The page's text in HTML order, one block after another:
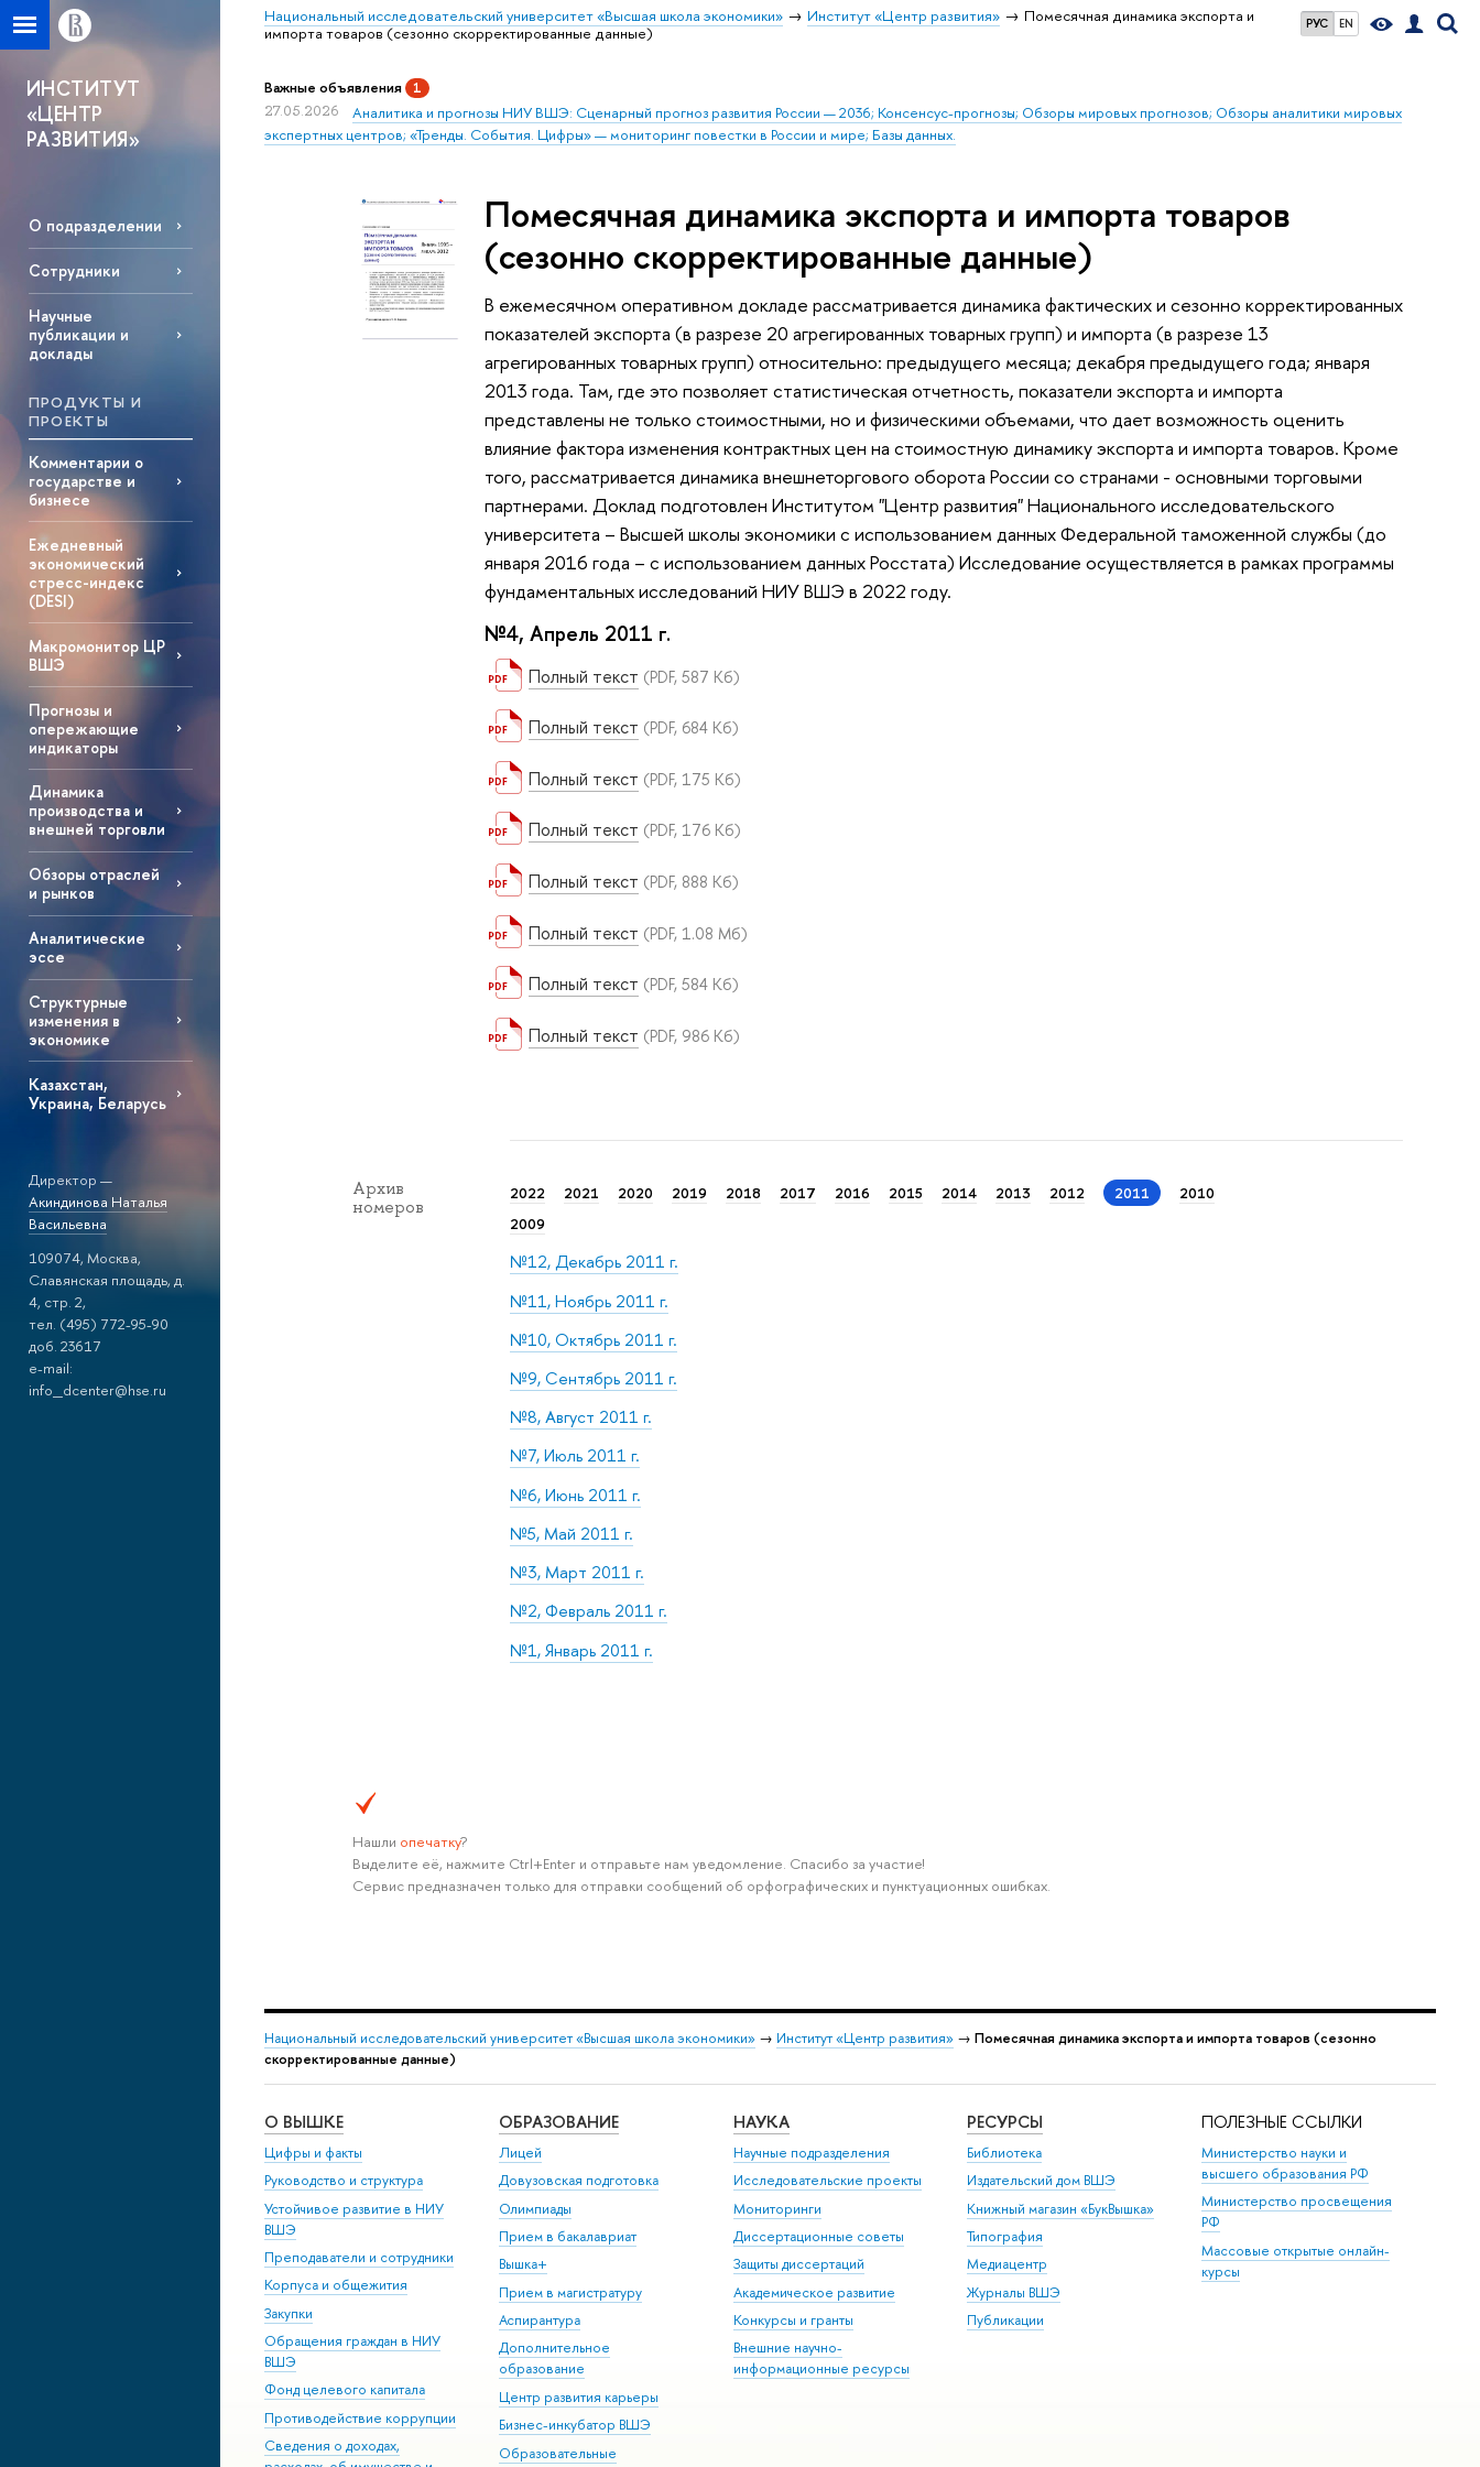
РУС EN
Национальный исследовательский университет «Высшая школа экономики» Институт «Центр развития»
Помесячная динамика экспорта и
импорта товаров (сезонно скорректированные данные)
ИНСТИТУТ
«ЦЕНТР
РАЗВИТИЯ»
О подразделении
Сотрудники
Научные
публикации и
доклады
ПРОДУКТЫ И
ПРОЕКТЫ
Комментарии о
государстве и
бизнесе
Ежедневный
экономический
стресс-индекс
(DESI)
Макромонитор ЦР
ВШЭ
Прогнозы и
опережающие
индикаторы
Динамика
производства и
внешней торговли
Обзоры отраслей
и рынков
Аналитические
эссе
Структурные
изменения в
экономике
Казахстан,
Украина, Беларусь
Директор —
Акиндинова Наталья
Васильевна
109074, Москва,
Славянская площадь, д.
4, стр. 2,
тел. (495) 772-95-90
доб. 23617
e-mail:
info_dcenter@hse.ru
Важные объявления 1
27.05.2026
Аналитика и прогнозы НИУ ВШЭ: Сценарный прогноз развития России — 2036; Консенсус-прогнозы; Обзоры мировых прогнозов; Обзоры аналитики мировых
экспертных центров; «Тренды. События. Цифры» — мониторинг повестки в России и мире; Базы данных.
Помесячная динамика экспорта и импорта товаров
(сезонно скорректированные данные)
В ежемесячном оперативном докладе рассматривается динамика фактических и сезонно корректированных
показателей экспорта (в разрезе 20 агрегированных товарных групп) и импорта (в разрезе 13
агрегированных товарных групп) относительно: предыдущего месяца; декабря предыдущего года; января
2013 года. Там, где это позволяет статистическая отчетность, показатели экспорта и импорта
представлены не только стоимостными, но и физическими объемами, что дает возможность оценить
влияние фактора изменения контрактных цен на стоимостную динамику экспорта и импорта товаров. Кроме
того, рассматривается динамика внешнеторгового оборота России со странами - основными торговыми
партнерами. Доклад подготовлен Институтом "Центр развития" Национального исследовательского
университета – Высшей школы экономики с использованием данных Федеральной таможенной службы (до
января 2016 года – с использованием данных Росстата) Исследование осуществляется в рамках программы
фундаментальных исследований НИУ ВШЭ в 2022 году.
№4, Апрель 2011 г.
Полный текст (PDF, 587 Кб)
Полный текст (PDF, 684 Кб)
Полный текст (PDF, 175 Кб)
Полный текст (PDF, 176 Кб)
Полный текст (PDF, 888 Кб)
Полный текст (PDF, 1.08 Мб)
Полный текст (PDF, 584 Кб)
Полный текст (PDF, 986 Кб)
Архив
номеров
2022 2021 2020 2019 2018 2017 2016 2015 2014 2013 2012 2011
2010
2009
№12, Декабрь 2011 г.
№11, Ноябрь 2011 г.
№10, Октябрь 2011 г.
№9, Сентябрь 2011 г.
№8, Август 2011 г.
№7, Июль 2011 г.
№6, Июнь 2011 г.
№5, Май 2011 г.
№3, Март 2011 г.
№2, Февраль 2011 г.
№1, Январь 2011 г.
Нашли опечатку?
Выделите её, нажмите Ctrl+Enter и отправьте нам уведомление. Спасибо за участие!
Сервис предназначен только для отправки сообщений об орфографических и пунктуационных ошибках.
Национальный исследовательский университет «Высшая школа экономики» → Институт «Центр развития» → Помесячная динамика экспорта и импорта товаров (сезонно
скорректированные данные)
О ВЫШКЕ
Цифры и факты
Руководство и структура
Устойчивое развитие в НИУ
ВШЭ
Преподаватели и сотрудники
Корпуса и общежития
Закупки
Обращения граждан в НИУ
ВШЭ
Фонд целевого капитала
Противодействие коррупции
Сведения о доходах,
ОБРАЗОВАНИЕ
Лицей
Довузовская подготовка
Олимпиады
Прием в бакалавриат
Вышка+
Прием в магистратуру
Аспирантура
Дополнительное
образование
Центр развития карьеры
Бизнес-инкубатор ВШЭ
Образовательные
НАУКА
Научные подразделения
Исследовательские проекты
Мониторинги
Диссертационные советы
Защиты диссертаций
Академическое развитие
Конкурсы и гранты
Внешние научно-
информационные ресурсы
РЕСУРСЫ
Библиотека
Издательский дом ВШЭ
Книжный магазин «БукВышка»
Типография
Медиацентр
Журналы ВШЭ
Публикации
ПОЛЕЗНЫЕ ССЫЛКИ
Министерство науки и
высшего образования РФ
Министерство просвещения
РФ
Массовые открытые онлайн-
курсы